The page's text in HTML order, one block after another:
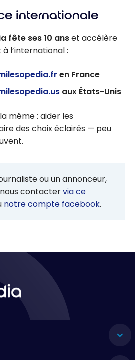
internationale
fête ses 10 anset accélère
l’international :
en France
aux États-Unis
même : aider les
des choix éclairés — peu
ou un annonceur,
contactervia ce
notre compte facebook.